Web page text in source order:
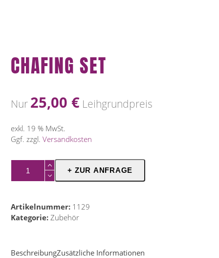
CHAFING SET
Nur 25,00 € Leihgrundpreis
exkl. 19 % MwSt.
Ggf. zzgl.Versandkosten
+ ZUR ANFRAGE
Artikelnummer: 1129
Kategorie:Zubehör
BeschreibungZusätzliche Informationen